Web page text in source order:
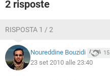
2 risposte
RISPOSTA 1 / 2
Noureddine Bouzidi
23 set 2010 alle 23:40